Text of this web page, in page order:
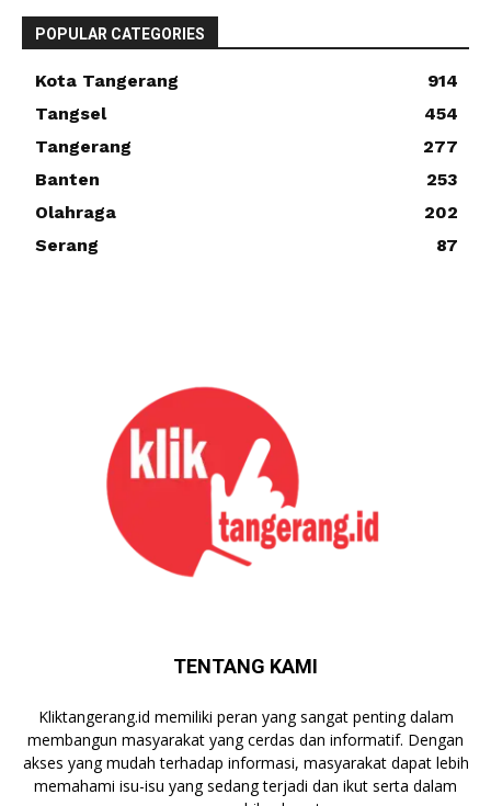
POPULAR CATEGORIES
Kota Tangerang
914
Tangsel
454
Tangerang
277
Banten
253
Olahraga
202
Serang
87
TENTANG KAMI
Kliktangerang.id memiliki peran yang sangat penting dalam
membangun masyarakat yang cerdas dan informatif. Dengan
akses yang mudah terhadap informasi, masyarakat dapat lebih
memahami isu-isu yang sedang terjadi dan ikut serta dalam